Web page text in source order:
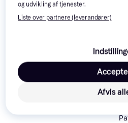
-110 kr.
og udvikling af tjenester.
Liste over partnere (leverandører)
Afvis